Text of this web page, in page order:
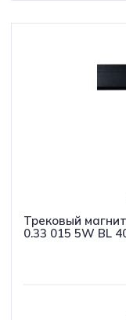
Трековый
0.33 015 5W BL